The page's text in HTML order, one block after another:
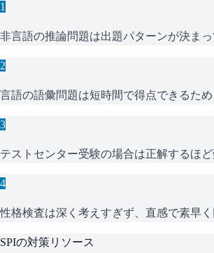
1
非言語の推論問題は出題パターンが決ま
2
言語の語彙問題は短時間で得点できるた
3
テストセンター受験の場合は正解するほ
4
性格検査は深く考えすぎず、直感で素早
SPIの対策リソース